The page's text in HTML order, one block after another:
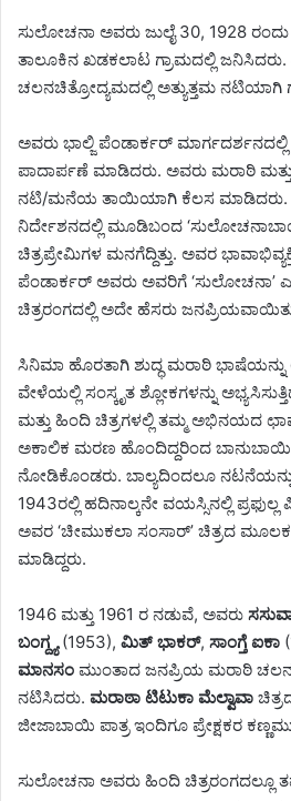
ಸುಲೋಚನಾ ಅವರು ಜುಲೈ 30, 1928
ತಾಲೂಕಿನ ಖಡಕಲಾಟ ಗ್ರಾಮದಲ್ಲಿ
ಚಲನಚಿತ್ರೋದ್ಯಮದಲ್ಲಿ ಅತ್ಯುತ್ತಮ ನಟಿಯಾಗಿ
ಅವರು ಭಾಲ್ಜಿ ಪೆಂಡಾರ್ಕರ್ ಮಾರ್ಗದರ್ಶನದಲ್ಲಿ
ಪಾದಾರ್ಪಣೆ ಮಾಡಿದರು. ಅವರು ಮರಾಠಿ
ನಟಿ/ಮನೆಯ ತಾಯಿಯಾಗಿ ಕೆಲಸ ಮಾಡಿದರು.
ನಿರ್ದೇಶನದಲ್ಲಿ ಮೂಡಿಬಂದ
ಚಿತ್ರಪ್ರೇಮಿಗಳ ಮನಗೆದ್ದಿತ್ತು. ಅವರ
ಪೆಂಡಾರ್ಕರ್ ಅವರು ಅವರಿಗೆ ‘ಸುಲೋಚನಾ’
ಚಿತ್ರರಂಗದಲ್ಲಿ ಅದೇ ಹೆಸರು
ಸಿನಿಮಾ ಹೊರತಾಗಿ ಶುದ್ಧ ಮರಾಠಿ
ವೇಳೆಯಲ್ಲಿ ಸಂಸ್ಕೃತ ಶ್ಲೋಕಗಳನ್ನು
ಮತ್ತು ಹಿಂದಿ ಚಿತ್ರಗಳಲ್ಲಿ ತಮ್ಮ ಅಭಿನಯದ
ಅಕಾಲಿಕ ಮರಣ ಹೊಂದಿದ್ದರಿಂದ ಬಾನುಬಾಯಿ
ನೋಡಿಕೊಂಡರು. ಬಾಲ್ಯದಿಂದಲೂ ನಟನೆಯನ್ನು
1943ರಲ್ಲಿ ಹದಿನಾಲ್ಕನೇ ವಯಸ್ಸಿನಲ್ಲಿ
ಅವರ ‘ಚೀಮುಕಲಾ ಸಂಸಾರ್’ ಚಿತ್ರದ
ಮಾಡಿದ್ದರು.
1946 ಮತ್ತು 1961 ರ ನಡುವೆ, ಅವರು
ಬಂಗ್ದ್ಯ(1953), ಮಿತ್ ಭಾಕರ್, ಸಾಂಗ್ತೆ ಐಕಾ
ಮಾನಸಂ ಮುಂತಾದ ಜನಪ್ರಿಯ ಮರಾಠಿ
ನಟಿಸಿದರು. ಮರಾಠಾ ಟಿಟುಕಾ ಮೆಲ್ವಾವಾ
ಜೀಜಾಬಾಯಿ ಪಾತ್ರ ಇಂದಿಗೂ ಪ್ರೇಕ್ಷಕರ
ಸುಲೋಚನಾ ಅವರು ಹಿಂದಿ ಚಿತ್ರರಂಗದಲ್ಲೂ